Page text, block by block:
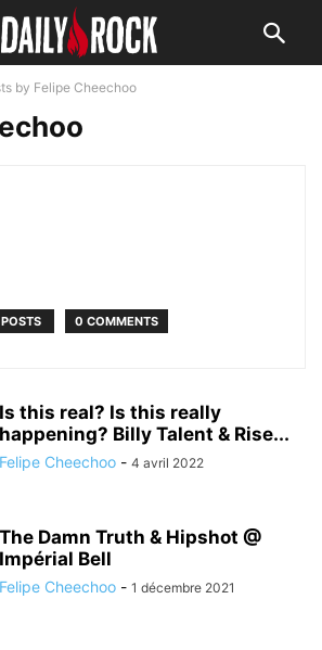
by Felipe Cheechoo
0 COMMENTS
Is this real? Is this really
happening? Billy Talent & Rise...
Felipe Cheechoo - 4 avril 2022
The Damn Truth & Hipshot @
Impérial Bell
Felipe Cheechoo - 1 décembre 2021